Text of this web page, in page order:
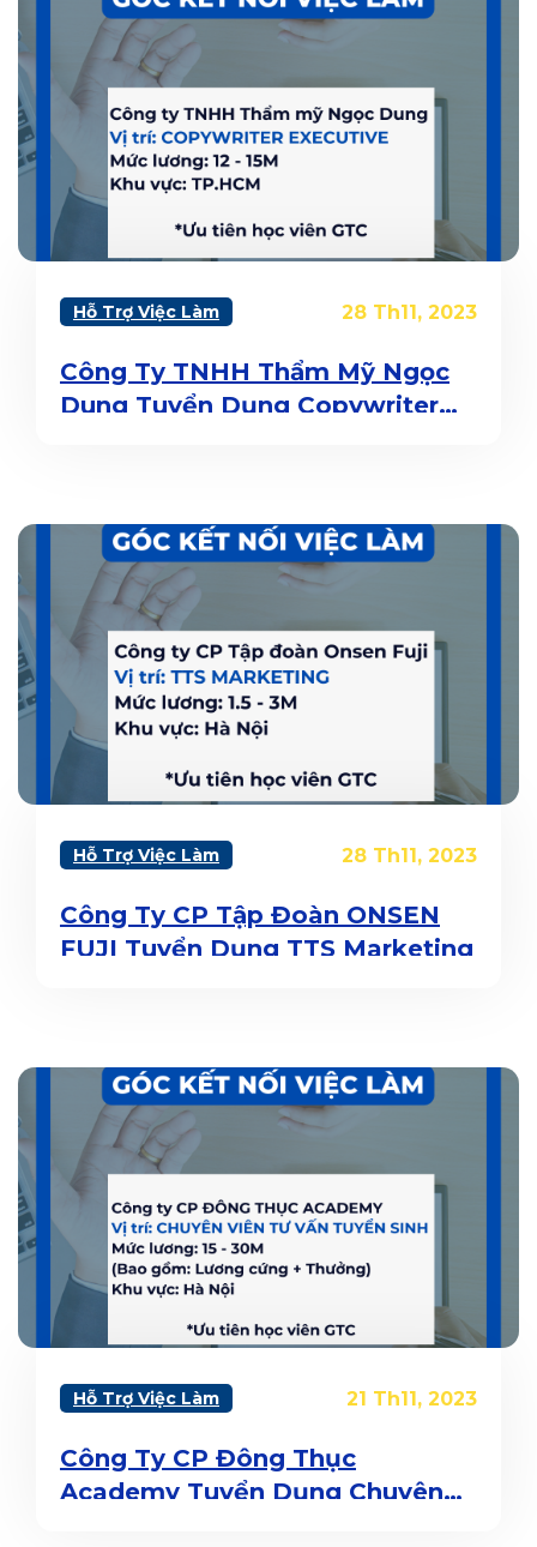
Hỗ Trợ Việc Làm 28 Th11, 2023
Công Ty TNHH Thẩm Mỹ Ngọc
Dung Tuyển Dụng Copywriter
Hỗ Trợ Việc Làm 28 Th11, 2023
Công Ty CP Tập Đoàn ONSEN
FUJI Tuyển Dụng TTS Marketing
Hỗ Trợ Việc Làm 21 Th11, 2023
Công Ty CP Đông Thục
Academy Tuyển Dụng Chuyên